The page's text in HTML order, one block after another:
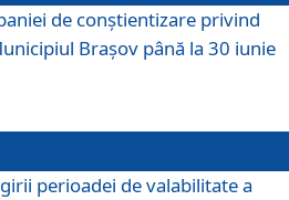
de conștientizare privind
Braşov până la 30 iunie
perioadei de valabilitate a